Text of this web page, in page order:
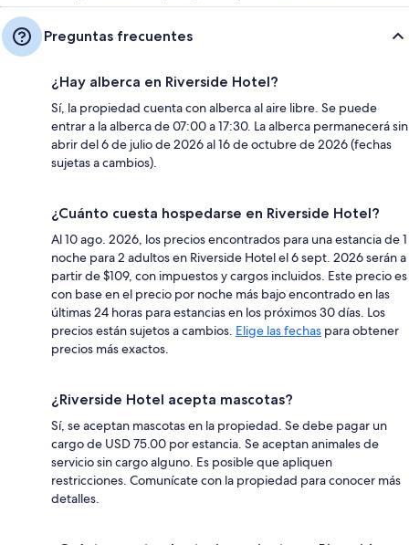
Preguntas frecuentes
¿Hay alberca en Riverside Hotel?
Sí, la propiedad cuenta con alberca al aire libre. Se puede
entrar a la alberca de 07:00 a 17:30. La alberca permanecerá sin
abrir del 6 de julio de 2026 al 16 de octubre de 2026 (fechas
sujetas a cambios).
¿Cuánto cuesta hospedarse en Riverside Hotel?
Al 10 ago. 2026, los precios encontrados para una estancia de 1
noche para 2 adultos en Riverside Hotel el 6 sept. 2026 serán a
partir de $109, con impuestos y cargos incluidos. Este precio es
con base en el precio por noche más bajo encontrado en las
últimas 24 horas para estancias en los próximos 30 días. Los
precios están sujetos a cambios. Elige las fechas para obtener
precios más exactos.
¿Riverside Hotel acepta mascotas?
Sí, se aceptan mascotas en la propiedad. Se debe pagar un
cargo de USD 75.00 por estancia. Se aceptan animales de
servicio sin cargo alguno. Es posible que apliquen
restricciones. Comunícate con la propiedad para conocer más
detalles.